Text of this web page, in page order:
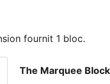
fournit 1 bloc.
The Marquee Block